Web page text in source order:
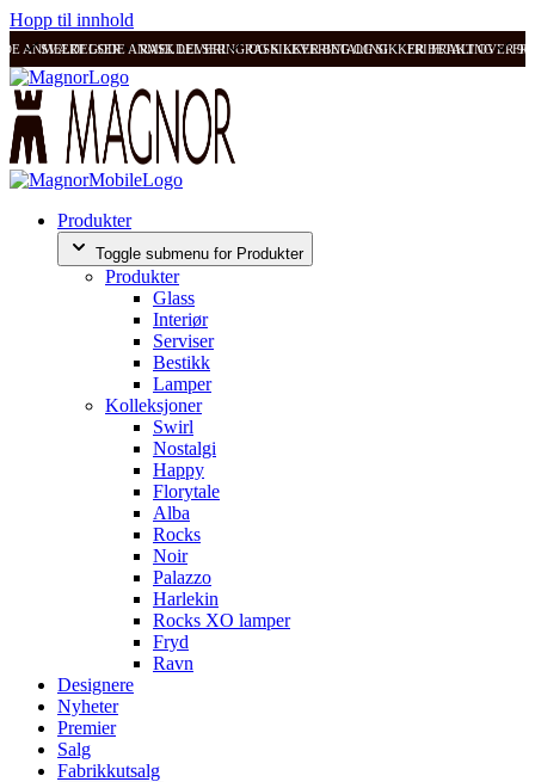
Hopp til innhold
ANMELDELSER RASK LEVERING OG SIKKER BETALING FRI FRAKT OVER
SVÆRT GODE ANMELDELSER RASK LEVERING OG SIKKER BETALING
Produkter
Toggle submenu for Produkter
Produkter
Glass
Interiør
Serviser
Bestikk
Lamper
Kolleksjoner
Swirl
Nostalgi
Happy
Florytale
Alba
Rocks
Noir
Palazzo
Harlekin
Rocks XO lamper
Fryd
Ravn
Designere
Nyheter
Premier
Salg
Fabrikkutsalg